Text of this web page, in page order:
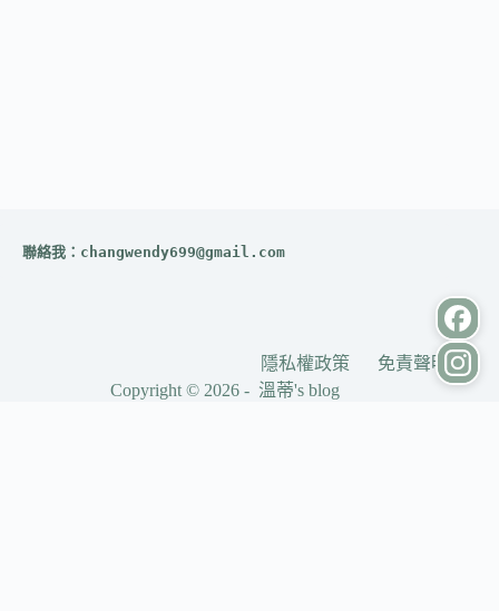
聯絡我： changwendy699@gmail.com
隱私權政策
免責聲明
Copyright © 2026 - 溫蒂's blog